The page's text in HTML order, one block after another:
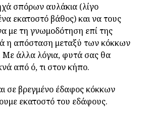
σπόρων αυλάκια (λίγο
εκατοστό βάθος) και να τους
με τη γνωμοδότηση επί της
η απόσταση μεταξύ των κόκκων
Με άλλα λόγια, φυτά σας θα
από ό, τι στον κήπο.
σε βρεγμένο έδαφος κόκκων
εκατοστό του εδάφους.